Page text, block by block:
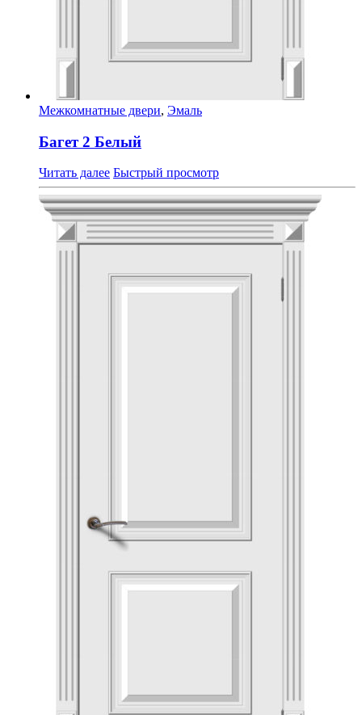
Межкомнатные двери, Эмаль
Багет 2 Белый
Читать далее Быстрый просмотр